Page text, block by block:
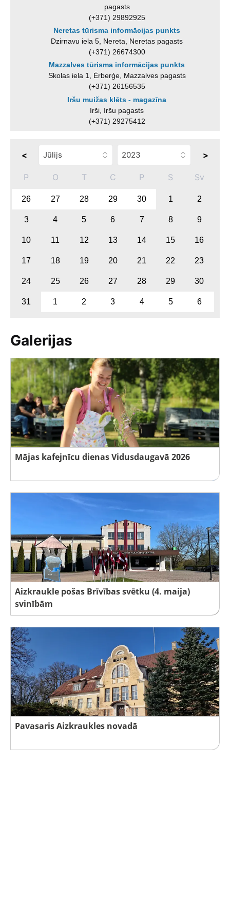
pagasts
(+371) 29892925
Neretas tūrisma informācijas punkts
Dzirnavu iela 5, Nereta, Neretas pagasts
(+371) 26674300
Mazzalves tūrisma informācijas punkts
Skolas iela 1, Ērberģe, Mazzalves pagasts
(+371) 26156535
Iršu muižas klēts - magazīna
Irši, Iršu pagasts
(+371) 29275412
< >
P O T C P S Sv
26 27 28 29 30 1 2
3 4 5 6 7 8 9
10 11 12 13 14 15 16
17 18 19 20 21 22 23
24 25 26 27 28 29 30
31 1 2 3 4 5 6
Galerijas
Mājas kafejnīcu dienas Vidusdaugavā 2026
Aizkraukle pošas Brīvības svētku (4. maija)
svinībām
Pavasaris Aizkraukles novadā